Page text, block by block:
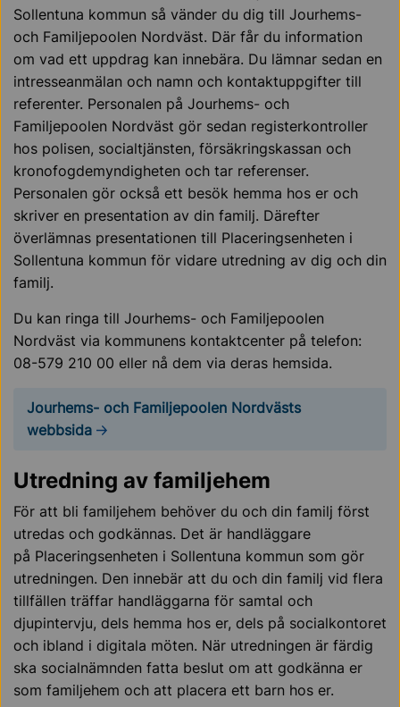
Sollentuna kommun så vänder du dig till Jourhems-
och Familjepoolen Nordväst. Där får du information
om vad ett uppdrag kan innebära. Du lämnar sedan en
intresseanmälan och namn och kontaktuppgifter till
referenter. Personalen på Jourhems- och
Familjepoolen Nordväst gör sedan registerkontroller
hos polisen, socialtjänsten, försäkringskassan och
kronofogdemyndigheten och tar referenser.
Personalen gör också ett besök hemma hos er och
skriver en presentation av din familj. Därefter
överlämnas presentationen till Placeringsenheten i
Sollentuna kommun för vidare utredning av dig och din
familj.
Du kan ringa till Jourhems- och Familjepoolen
Nordväst via kommunens kontaktcenter på telefon:
08-579 210 00 eller nå dem via deras hemsida.
Jourhems- och Familjepoolen Nordvästs
webbsida
Utredning av familjehem
För att bli familjehem behöver du och din familj först
utredas och godkännas. Det är handläggare
på Placeringsenheten i Sollentuna kommun som gör
utredningen. Den innebär att du och din familj vid flera
tillfällen träffar handläggarna för samtal och
djupintervju, dels hemma hos er, dels på socialkontoret
och ibland i digitala möten. När utredningen är färdig
ska socialnämnden fatta beslut om att godkänna er
som familjehem och att placera ett barn hos er.